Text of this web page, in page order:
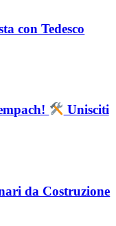
con Tedesco
Unisciti
da Costruzione